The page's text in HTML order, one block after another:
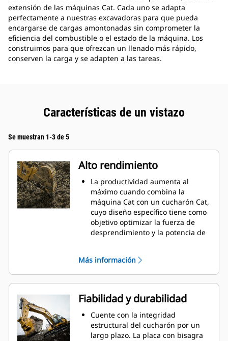
extensión de las máquinas Cat. Cada uno se adapta
perfectamente a nuestras excavadoras para que pueda
encargarse de cargas amontonadas sin comprometer la
eficiencia del combustible o el estado de la máquina. Los
construimos para que ofrezcan un llenado más rápido,
conserven la carga y se adapten a las tareas.
Características de un vistazo
Se muestran 1-3 de 5
Alto rendimiento
La productividad aumenta al
máximo cuando combina la
máquina Cat con un cucharón Cat,
cuyo diseño específico tiene como
objetivo optimizar la fuerza de
desprendimiento y la potencia de
radio mejora el flujo de material
hacia el cucharón. El espacio libre
del talón agregado asegura que la
parte inferior del cucharón no se
arrastre, lo que reduce los costos
de mantenimiento.
El consumo de combustible
alcanza el punto máximo durante
Más información
Fiabilidad y durabilidad
Cuente con la integridad
estructural del cucharón por un
largo plazo. La placa con bisagra